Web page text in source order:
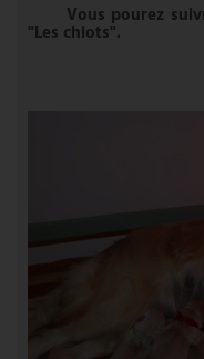
Vous pourez
"Les chiots".